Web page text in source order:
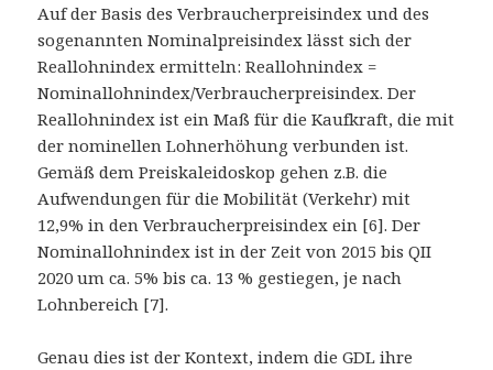
Auf der Basis des Verbraucherpreisindex und des
sogenannten Nominalpreisindex lässt sich der
Reallohnindex ermitteln: Reallohnindex =
Nominallohnindex/Verbraucherpreisindex. Der
Reallohnindex ist ein Maß für die Kaufkraft, die mit
der nominellen Lohnerhöhung verbunden ist.
Gemäß dem Preiskaleidoskop gehen z.B. die
Aufwendungen für die Mobilität (Verkehr) mit
12,9% in den Verbraucherpreisindex ein [6]. Der
Nominallohnindex ist in der Zeit von 2015 bis QII
2020 um ca. 5% bis ca. 13 % gestiegen, je nach
Lohnbereich [7].
Genau dies ist der Kontext, indem die GDL ihre